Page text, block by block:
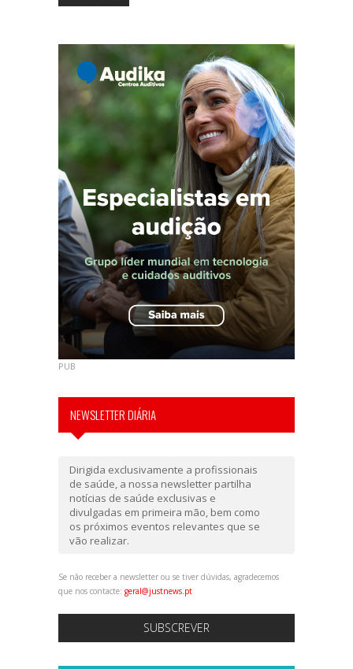
PUB
NEWSLETTER DIÁRIA
Dirigida exclusivamente a profissionais
de saúde, a nossa newsletter partilha
notícias de saúde exclusivas e
divulgadas em primeira mão, bem como
os próximos eventos relevantes que se
vão realizar.
Se não receber a newsletter ou se tiver dúvidas, agradecemos
que nos contacte: geral@justnews.pt
SUBSCREVER